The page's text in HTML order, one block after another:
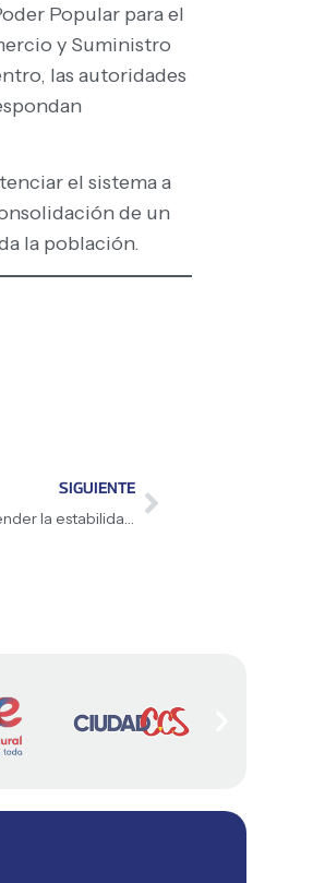
Popular para el
y Suministro
las autoridades
el sistema a
de un
la población.
SIGUIENTE
Diputado Jorge Arreaza insta a proteger al Gobierno para defender la estabilidad de la República